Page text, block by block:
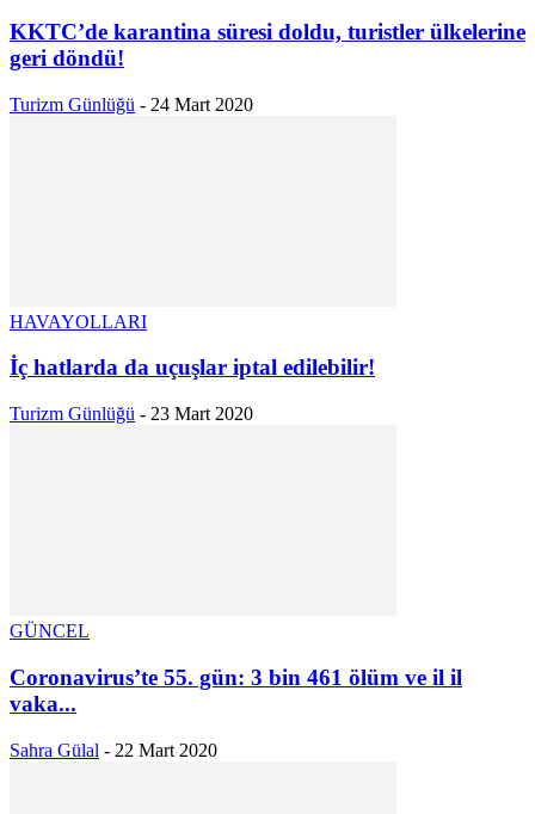
KKTC’de karantina süresi doldu, turistler ülkelerine
geri döndü!
Turizm Günlüğü - 24 Mart 2020
HAVAYOLLARI
İç hatlarda da uçuşlar iptal edilebilir!
Turizm Günlüğü - 23 Mart 2020
GÜNCEL
Coronavirus’te 55. gün: 3 bin 461 ölüm ve il il
vaka...
Sahra Gülal - 22 Mart 2020